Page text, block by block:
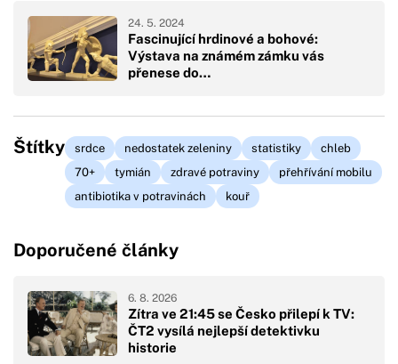
Fascinující hrdinové a bohové:
Výstava na známém zámku vás
přenese do…
24. 5. 2024
Štítky srdce nedostatek zeleniny statistiky
chleb
70+
tymián zdravé potraviny
přehřívání mobilu
antibiotika v potravinách
kouř
Doporučené články
Zítra ve 21:45 se Česko přilepí k TV:
ČT2 vysílá nejlepší detektivku
historie
6. 8. 2026